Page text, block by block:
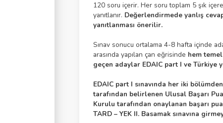
120 soru içerir. Her soru toplam 5 şık
yanıtlanır. Değerlendirmede yanlış
yanıtlanması önerilir.
Sınav sonucu ortalama 4-8 hafta içinde
arasında yapılan çan eğrisinde hem temel
geçen adaylar EDAIC part I ve Türkiye
EDAIC part I sınavında her iki
tarafından belirlenen Ulusal Başarı
Kurulu tarafından onaylanan başarı
TARD – YEK II. Basamak sınavına